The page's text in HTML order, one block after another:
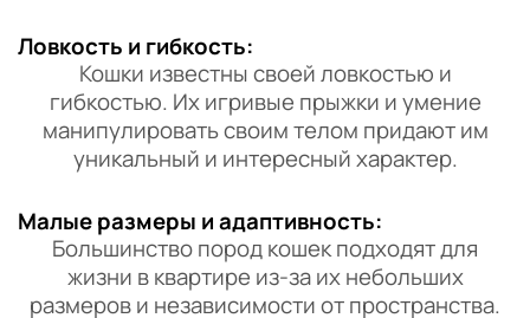
Ловкость и гибкость:
Кошки известны своей ловкостью и
гибкостью. Их игривые прыжки и умение
манипулировать своим телом придают им
уникальный и интересный характер.
Малые размеры и адаптивность:
Большинство пород кошек подходят для
жизни в квартире из-за их небольших
размеров и независимости от пространства.